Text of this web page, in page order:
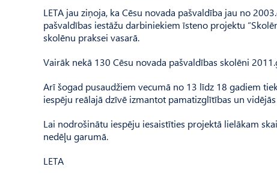
LETA jau ziņoja, ka Cēsu novada pašvaldība jau no
pašvaldības iestāžu darbiniekiem īsteno projektu
skolēnu praksei vasarā.
Vairāk nekā 130 Cēsu novada pašvaldības skolēni
Arī šogad pusaudžiem vecumā no 13 līdz 18 gadiem
iespēju reālajā dzīvē izmantot pamatizglītības un
Lai nodrošinātu iespēju iesaistīties projektā lielākam
nedēļu garumā.
LETA